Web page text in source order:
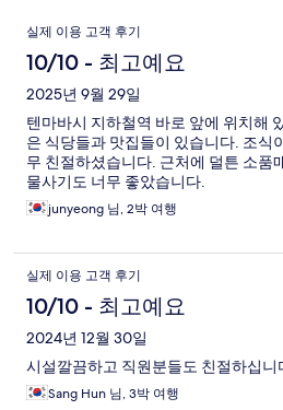
이
용
후
기
실제 이용 고객 후기
10/10 - 최고예요
2025년 9월 29일
텐마바시 지하철역 바로 앞에 위치해
은 식당들과 맛집들이 있습니다. 조식
무 친절하셨습니다. 근처에 덜튼 소품
물사기도 너무 좋았습니다.
junyeong 님, 2박 여행
실제 이용 고객 후기
10/10 - 최고예요
2024년 12월 30일
시설깔끔하고 직원분들도 친절하십니
Sang Hun 님, 3박 여행